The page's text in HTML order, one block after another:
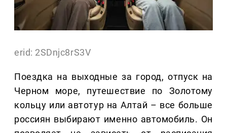
erid: 2SDnjc8rS3V
Поездка на выходные за город, отпуск на
Черном море, путешествие по Золотому
кольцу или автотур на Алтай – все больше
россиян выбирают именно автомобиль. Он